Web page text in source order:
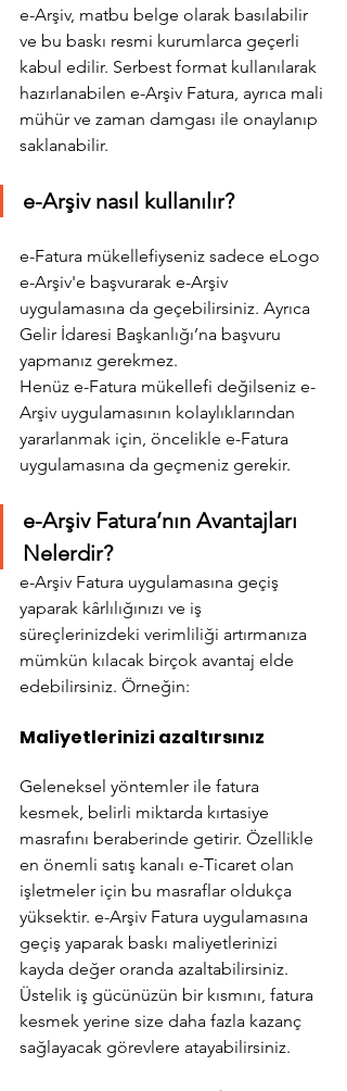
e-Arşiv, matbu belge olarak basılabilir
ve bu baskı resmi kurumlarca geçerli
kabul edilir. Serbest format kullanılarak
hazırlanabilen e-Arşiv Fatura, ayrıca mali
mühür ve zaman damgası ile onaylanıp
saklanabilir.
e-Arşiv nasıl kullanılır?
e-Fatura mükellefiyseniz sadece eLogo
e-Arşiv'e başvurarak e-Arşiv
uygulamasına da geçebilirsiniz. Ayrıca
Gelir İdaresi Başkanlığı’na başvuru
yapmanız gerekmez.
Henüz e-Fatura mükellefi değilseniz e-
Arşiv uygulamasının kolaylıklarından
yararlanmak için, öncelikle e-Fatura
uygulamasına da geçmeniz gerekir.
e-Arşiv Fatura’nın Avantajları
Nelerdir?
e-Arşiv Fatura uygulamasına geçiş
yaparak kârlılığınızı ve iş
süreçlerinizdeki verimliliği artırmanıza
mümkün kılacak birçok avantaj elde
edebilirsiniz. Örneğin:
Maliyetlerinizi azaltırsınız
Geleneksel yöntemler ile fatura
kesmek, belirli miktarda kırtasiye
masrafını beraberinde getirir. Özellikle
en önemli satış kanalı e-Ticaret olan
işletmeler için bu masraflar oldukça
yüksektir. e-Arşiv Fatura uygulamasına
geçiş yaparak baskı maliyetlerinizi
kayda değer oranda azaltabilirsiniz.
Üstelik iş gücünüzün bir kısmını, fatura
kesmek yerine size daha fazla kazanç
sağlayacak görevlere atayabilirsiniz.